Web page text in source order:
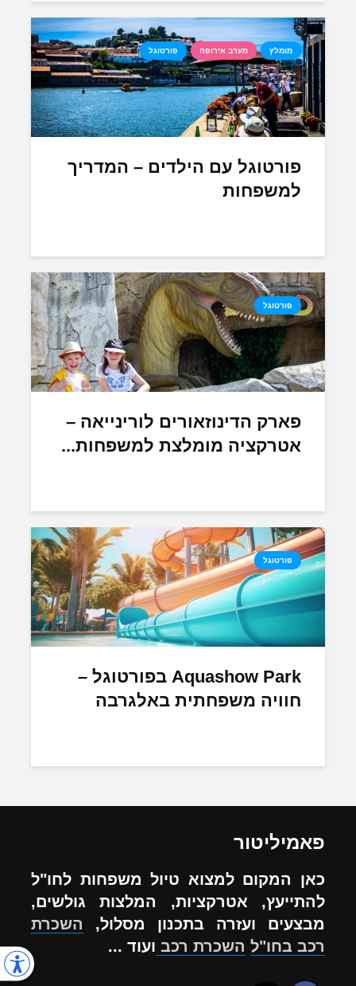
מומלץ מערב אירופה פורטוגל
פורטוגל עם הילדים – המדריך
למשפחות
פורטוגל
פארק הדינוזאורים לורינייאה –
אטרקציה מומלצת למשפחות...
פורטוגל
Aquashow Park בפורטוגל –
חוויה משפחתית באלגרבה
פאמיליטור
כאן המקום למצוא טיול משפחות לחו"ל
להתייעץ, אטרקציות, המלצות גולשים,
מבצעים ועזרה בתכנון מסלול, השכרת
רכב בחו"ל השכרת רכב ועוד ...